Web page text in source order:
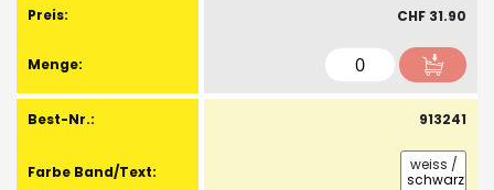
CHF 31.90
913241
weiss /
schwarz